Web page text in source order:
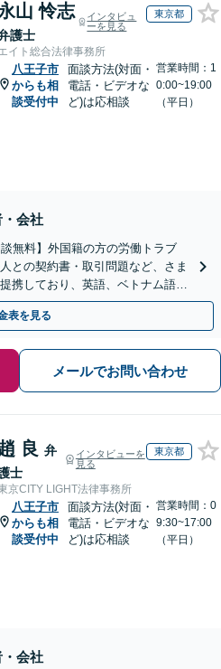
山 怜志
護士
インタビュ
ーを見る
東京都
イト総合法律事務所
八王子市
からも相
談受付中
面談方法(対面・
電話・ビデオな
ど)は応相談
営業時間：1
0:00~19:00
（平日）
会社
無料】外国籍の方の労働トラブ
との契約書・取引問題など、さま
携しており、英語、ベトナム語、
訳料別途）。
表を見る
メールでお問い合わせ
良 弁
士
インタビューを
見る
東京都
京CITY LIGHT法律事務所
八王子市
からも相
談受付中
面談方法(対面・
電話・ビデオな
ど)は応相談
営業時間：0
9:30~17:00
（平日）
会社